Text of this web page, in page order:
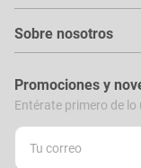
Sobre nosotros
Promociones y
Entérate primero de lo